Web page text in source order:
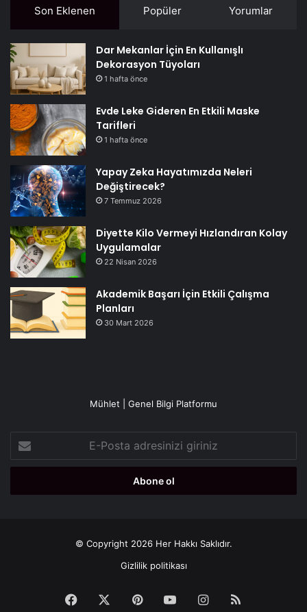
Son Eklenen Popüler Yorumlar
Dar Mekanlar İçin En Kullanışlı
Dekorasyon Tüyoları
1 hafta önce
Evde Leke Gideren En Etkili Maske
Tarifleri
1 hafta önce
Yapay Zeka Hayatımızda Neleri
Değiştirecek?
7 Temmuz 2026
Diyette Kilo Vermeyi Hızlandıran Kolay
Uygulamalar
22 Nisan 2026
Akademik Başarı İçin Etkili Çalışma
Planları
30 Mart 2026
Mühlet | Genel Bilgi Platformu
Posta
adresinizi
© Copyright 2026 Her Hakkı Saklıdır.
Gizlilik politikası
Facebook PinterestYouTubeInstagram